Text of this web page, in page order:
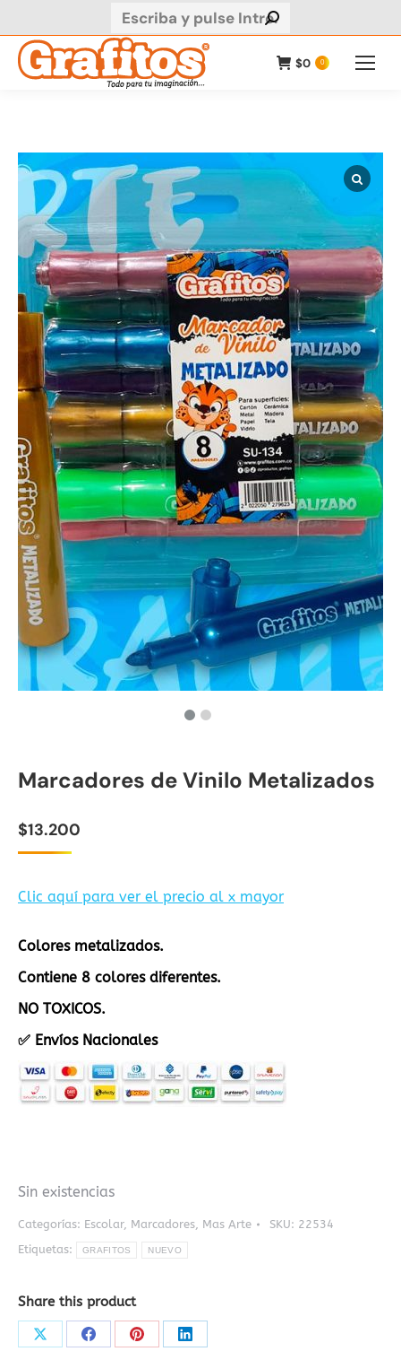
Buscar:
$0 0
Marcadores de Vinilo Metalizados
$13.200
Clic aquí para ver el precio al x mayor
Colores metalizados.
Contiene 8 colores diferentes.
NO TOXICOS.
✅ Envíos Nacionales
Sin existencias
Categorías: Escolar, Marcadores, Mas Arte SKU: 22534
Etiquetas:
GRAFITOS NUEVO
Share this product
Share Share Share Share